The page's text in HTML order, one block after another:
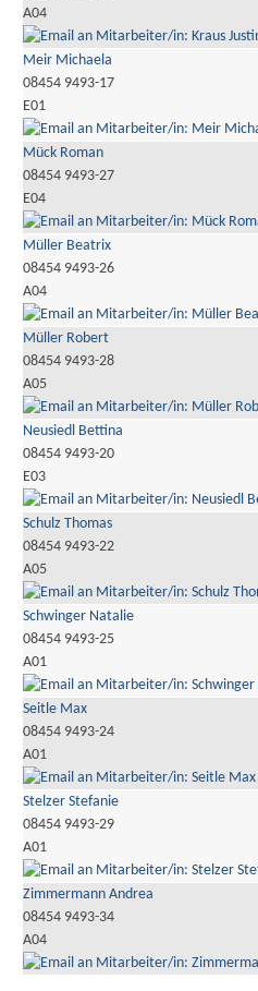
A04
Meir Michaela
08454 9493-17
E01
Mück Roman
08454 9493-27
E04
Müller Beatrix
08454 9493-26
A04
Müller Robert
08454 9493-28
A05
Neusiedl Bettina
08454 9493-20
E03
Schulz Thomas
08454 9493-22
A05
Schwinger Natalie
08454 9493-25
A01
Seitle Max
08454 9493-24
A01
Stelzer Stefanie
08454 9493-29
A01
Zimmermann Andrea
08454 9493-34
A04